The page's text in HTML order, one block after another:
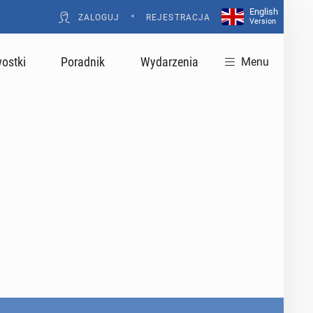
ZALOGUJ • REJESTRACJA
English
Version
Poradnik Wydarzenia Menu